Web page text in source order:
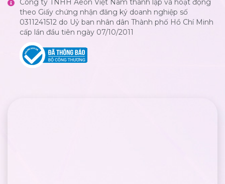
Công ty TNHH Aeon Việt Nam thành lập và hoạt động
theo Giấy chứng nhận đăng ký doanh nghiệp số
0311241512 do Uỷ ban nhân dân Thành phố Hồ Chí Minh
cấp lần đầu tiên ngày 07/10/2011